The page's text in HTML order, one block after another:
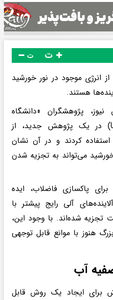
ت
از انرژی موجود در نور خورشید
هستند.
پژوهشگران «دانشگاه
میلان»(University of Milan) در یک پژوهش جدید، از
استفاده کردند و در آن نشان
می‌تواند به تجزیه شدن
برای پاکسازی فاضلاب، ایده
آلی رایج پیشتر با
تجزیه شده‌اند. با وجود این،
هنوز با موانع قابل توجهی
آب
برای ایجاد یک روش قابل